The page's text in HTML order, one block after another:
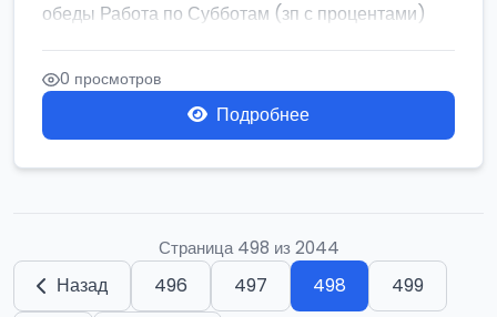
обеды Работа по Субботам (зп с процентами)
0 просмотров
Подробнее
Страница 498 из 2044
Назад 496 497 498
499